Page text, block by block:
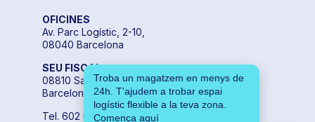
OFICINES
Av. Parc Logístic, 2-10,
08040 Barcelona
SEU FISCAL
08810 Sant Pere de Ribes,
Barcelona
Tel. 602 55 04 00
Troba un magatzem en menys de
24h. T'ajudem a trobar espai
logístic flexible a la teva zona.
Comença aquí